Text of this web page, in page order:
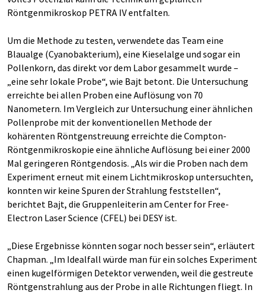
Röntgenmikroskop PETRA IV entfalten.
Um die Methode zu testen, verwendete das Team eine
Blaualge (Cyanobakterium), eine Kieselalge und sogar ein
Pollenkorn, das direkt vor dem Labor gesammelt wurde –
„eine sehr lokale Probe“, wie Bajt betont. Die Untersuchung
erreichte bei allen Proben eine Auflösung von 70
Nanometern. Im Vergleich zur Untersuchung einer ähnlichen
Pollenprobe mit der konventionellen Methode der
kohärenten Röntgenstreuung erreichte die Compton-
Röntgenmikroskopie eine ähnliche Auflösung bei einer 2000
Mal geringeren Röntgendosis. „Als wir die Proben nach dem
Experiment erneut mit einem Lichtmikroskop untersuchten,
konnten wir keine Spuren der Strahlung feststellen“,
berichtet Bajt, die Gruppenleiterin am Center for Free-
Electron Laser Science (CFEL) bei DESY ist.
„Diese Ergebnisse könnten sogar noch besser sein“, erläutert
Chapman. „Im Idealfall würde man für ein solches Experiment
einen kugelförmigen Detektor verwenden, weil die gestreute
Röntgenstrahlung aus der Probe in alle Richtungen fliegt. In